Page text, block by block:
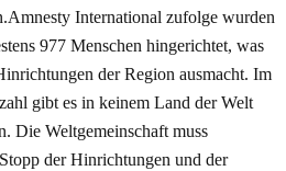
International zufolge wurden
977 Menschen hingerichtet, was
der Region ausmacht. Im
gibt es in keinem Land der Welt
Die Weltgemeinschaft muss
der Hinrichtungen und der